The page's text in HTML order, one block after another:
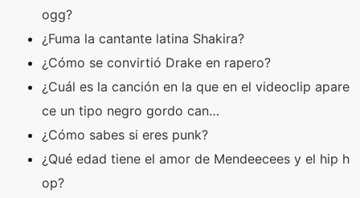
ogg?
¿Fuma la cantante latina Shakira?
¿Cómo se convirtió Drake en rapero?
¿Cuál es la canción en la que en el videoclip apare
ce un tipo negro gordo can…
¿Cómo sabes si eres punk?
¿Qué edad tiene el amor de Mendeecees y el hip h
op?